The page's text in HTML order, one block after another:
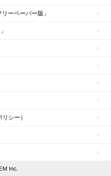
ーペーパー版」
シー）
Inc.